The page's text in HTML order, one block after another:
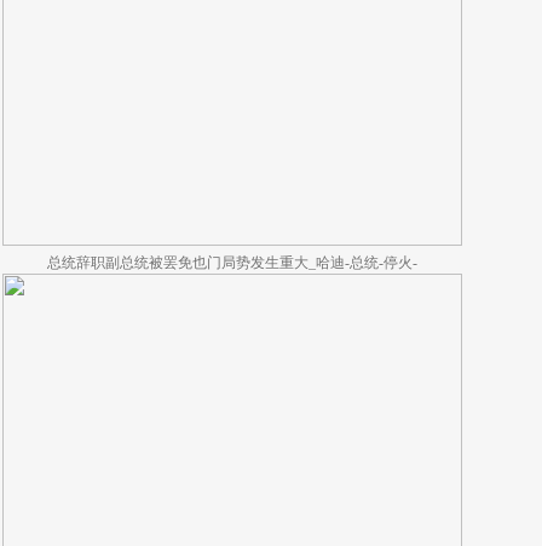
总统辞职副总统被罢免也门局势发生重大_哈迪-总统-停火-